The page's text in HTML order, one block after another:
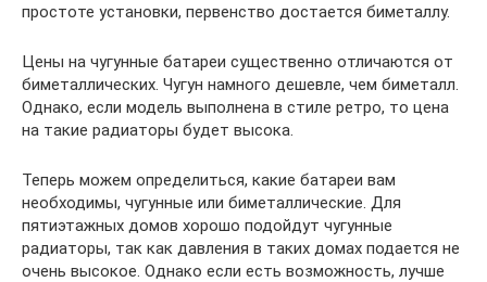
простоте установки, первенство достается биметаллу.
Цены на чугунные батареи существенно отличаются от
биметаллических. Чугун намного дешевле, чем биметалл.
Однако, если модель выполнена в стиле ретро, то цена
на такие радиаторы будет высока.
Теперь можем определиться, какие батареи вам
необходимы, чугунные или биметаллические. Для
пятиэтажных домов хорошо подойдут чугунные
радиаторы, так как давления в таких домах подается не
очень высокое. Однако если есть возможность, лучше